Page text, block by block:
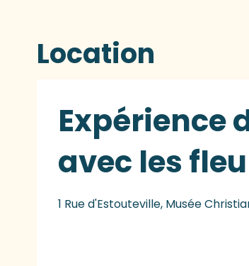
Location
Expérience
avec les
1 Rue d'Estouteville, Musée